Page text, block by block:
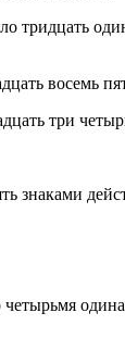
тридцать
восемь
три
знаками